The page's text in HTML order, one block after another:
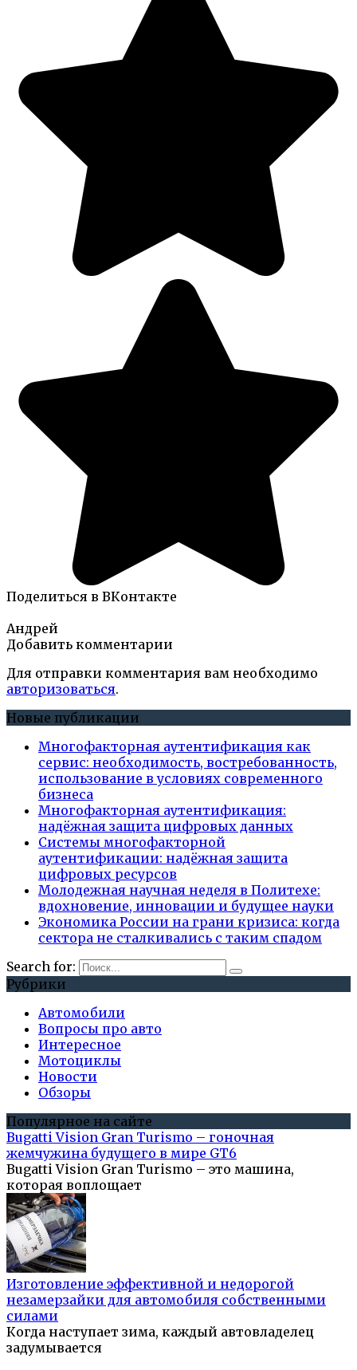
Поделиться в ВКонтакте
Андрей
Добавить комментарии
Для отправки комментария вам необходимо
авторизоваться.
Новые публикации
Многофакторная аутентификация как
сервис: необходимость, востребованность,
использование в условиях современного
бизнеса
Многофакторная аутентификация:
надёжная защита цифровых данных
Системы многофакторной
аутентификации: надёжная защита
цифровых ресурсов
Молодежная научная неделя в Политехе:
вдохновение, инновации и будущее науки
Экономика России на грани кризиса: когда
сектора не сталкивались с таким спадом
Search for:
Рубрики
Автомобили
Вопросы про авто
Интересное
Мотоциклы
Новости
Обзоры
Популярное на сайте
Bugatti Vision Gran Turismo – гоночная
жемчужина будущего в мире GT6
Bugatti Vision Gran Turismo – это машина,
которая воплощает
Изготовление эффективной и недорогой
незамерзайки для автомобиля собственными
силами
Когда наступает зима, каждый автовладелец
задумывается